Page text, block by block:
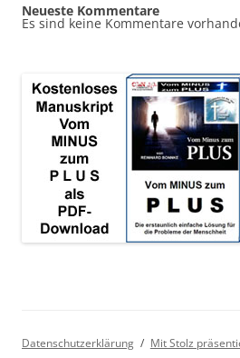
Neueste Kommentare
Es sind keine Kommentare
Datenschutzerklärung Mit Stolz